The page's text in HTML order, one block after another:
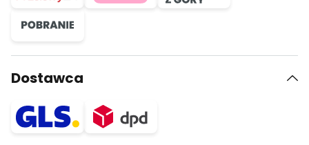
Dostawca